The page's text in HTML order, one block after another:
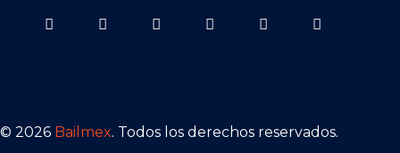
© 2026 Bailmex. Todos los derechos reservados.